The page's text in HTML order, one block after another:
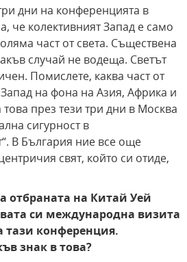
дни на конференцията в
че колективният Запад е само
част от света. Съществена
случай не водеща. Светът
Помислете, каква част от
Запад на фона на Азия, Африка и
през тези три дни в Москва
сигурност в
В България ние все още
свят, който си отиде,
отбраната на Китай Уей
си международна визита
тази конференция.
знак в това?